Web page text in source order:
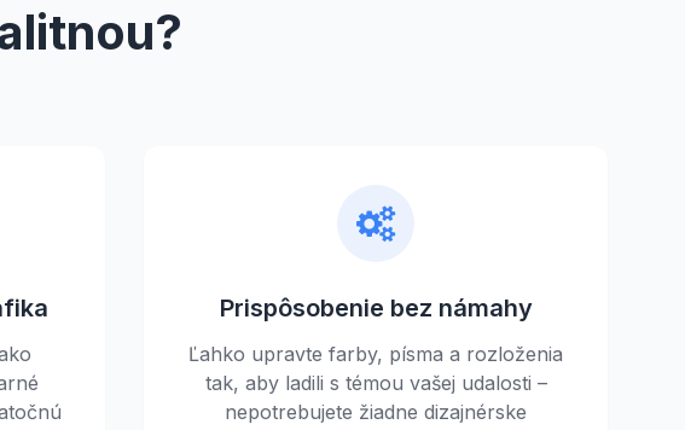
Prispôsobenie bez námahy
Ľahko upravte farby, písma a rozloženia
tak, aby ladili s témou vašej udalosti –
nepotrebujete žiadne dizajnérske